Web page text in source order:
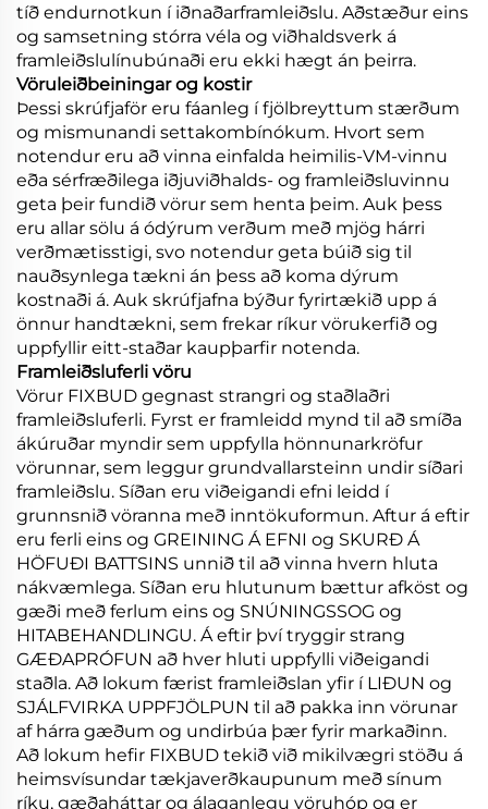
tíð endurnotkun í iðnaðarframleiðslu. Aðstæður eins
og samsetning stórra véla og viðhaldsverk á
framleiðslulínubúnaði eru ekki hægt án þeirra.
Vöruleiðbeiningar og kostir
Þessi skrúfjaför eru fáanleg í fjölbreyttum stærðum
og mismunandi settakombínókum. Hvort sem
notendur eru að vinna einfalda heimilis-VM-vinnu
eða sérfræðilega iðjuviðhalds- og framleiðsluvinnu
geta þeir fundið vörur sem henta þeim. Auk þess
eru allar sölu á ódýrum verðum með mjög hárri
verðmætisstigi, svo notendur geta búið sig til
nauðsynlega tækni án þess að koma dýrum
kostnaði á. Auk skrúfjafna býður fyrirtækið upp á
önnur handtækni, sem frekar ríkur vörukerfið og
uppfyllir eitt-staðar kaupþarfir notenda.
Framleiðsluferli vöru
Vörur FIXBUD gegnast strangri og staðlaðri
framleiðsluferli. Fyrst er framleidd mynd til að smíða
ákúruðar myndir sem uppfylla hönnunarkröfur
vörunnar, sem leggur grundvallarsteinn undir síðari
framleiðslu. Síðan eru viðeigandi efni leidd í
grunnsnið vöranna með inntökuformun. Aftur á eftir
eru ferli eins og GREINING Á EFNI og SKURÐ Á
HÖFUÐI BATTSINS unnið til að vinna hvern hluta
nákvæmlega. Síðan eru hlutunum bættur afköst og
gæði með ferlum eins og SNÚNINGSSOG og
HITABEHANDLINGU. Á eftir því tryggir strang
GÆÐAPRÓFUN að hver hluti uppfylli viðeigandi
staðla. Að lokum færist framleiðslan yfir í LIÐUN og
SJÁLFVIRKA UPPFJÖLPUN til að pakka inn vörunar
af hárra gæðum og undirbúa þær fyrir markaðinn.
Að lokum hefir FIXBUD tekið við mikilvægri stöðu á
heimsvísundar tækjaverðkaupunum með sínum
ríku, gæðaháttar og álaganlegu vöruhóp og er